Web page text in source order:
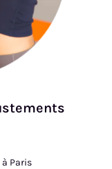
à Paris